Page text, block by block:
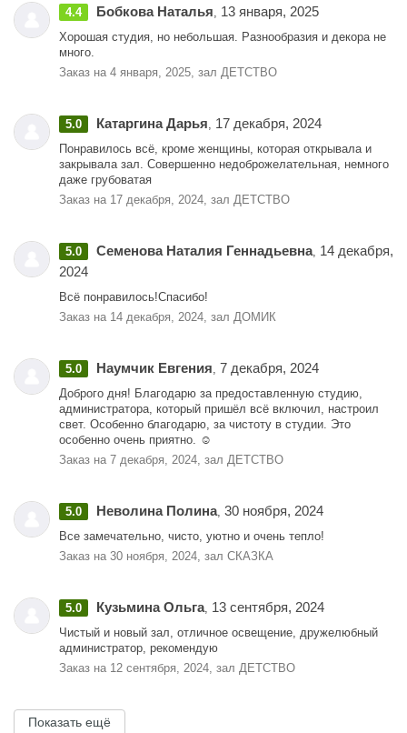
4.4 Бобкова Наталья 13 января, 2025
Хорошая студия, но небольшая. Разнообразия и декора не
много.
Заказ на 4 января, 2025, зал ДЕТСТВО
5.0 Катаргина Дарья 17 декабря, 2024
Понравилось всё, кроме женщины, которая открывала и
закрывала зал. Совершенно недоброжелательная, немного
даже грубоватая
Заказ на 17 декабря, 2024, зал ДЕТСТВО
5.0 Семенова Наталия Геннадьевна, 14 декабря,
2024
Всё понравилось!Спасибо!
Заказ на 14 декабря, 2024, зал ДОМИК
5.0 Наумчик Евгения 7 декабря, 2024
Доброго дня! Благодарю за предоставленную студию,
администратора, который пришёл всё включил, настроил
свет. Особенно благодарю, за чистоту в студии. Это
особенно очень приятно. ☺️
Заказ на 7 декабря, 2024, зал ДЕТСТВО
5.0 Неволина Полина, 30 ноября, 2024
Все замечательно, чисто, уютно и очень тепло!
Заказ на 30 ноября, 2024, зал СКАЗКА
5.0 Кузьмина Ольга, 13 сентября, 2024
Чистый и новый зал, отличное освещение, дружелюбный
администратор, рекомендую
Заказ на 12 сентября, 2024, зал ДЕТСТВО
Показать ещё